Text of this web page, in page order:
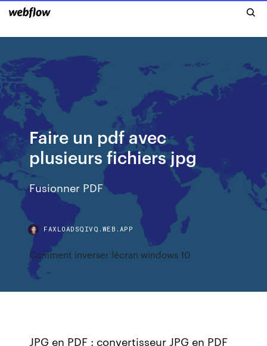
Faire un pdf avec
plusieurs fichiers jpg
Fusionner PDF
FAXLOADSQIVQ.WEB.APP
Comment inverser lécran windows 10
JPG en PDF : convertisseur JPG en PDF